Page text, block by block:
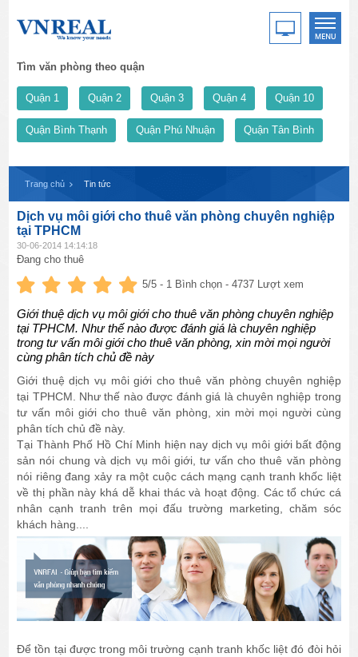
Tìm văn phòng theo quận
Quận 1 Quận 2 Quận 3 Quận 4 Quận 10
Quận Bình Thạnh Quận Phú Nhuận Quận Tân Bình
Trang chủ Tin tức
Dịch vụ môi giới cho thuê văn phòng chuyên nghiệp
tại TPHCM
30-06-2014 14:14:18
Đang cho thuê
5/5 - 1 Bình chọn - 4737 Lượt xem
Giới thuệ dịch vụ môi giới cho thuê văn phòng chuyên nghiệp
tại TPHCM. Như thế nào được đánh giá là chuyên nghiệp
trong tư vấn môi giới cho thuê văn phòng, xin mời mọi người
cùng phân tích chủ đề này
Giới thuệ dịch vụ môi giới cho thuê văn phòng chuyên nghiệp
tại TPHCM. Như thế nào được đánh giá là chuyên nghiệp trong
tư vấn môi giới cho thuê văn phòng, xin mời mọi người cùng
phân tích chủ đề này.
Tại Thành Phố Hồ Chí Minh hiện nay dịch vụ môi giới bất động
sản nói chung và dịch vụ môi giới, tư vấn cho thuê văn phòng
nói riêng đang xảy ra một cuộc cách mạng cạnh tranh khốc liệt
về thị phần này khá dễ khai thác và hoạt động. Các tổ chức cá
nhân cạnh tranh trên mọi đấu trường marketing, chăm sóc
khách hàng....
Để tồn tại được trong môi trường cạnh tranh khốc liệt đó đòi hỏi